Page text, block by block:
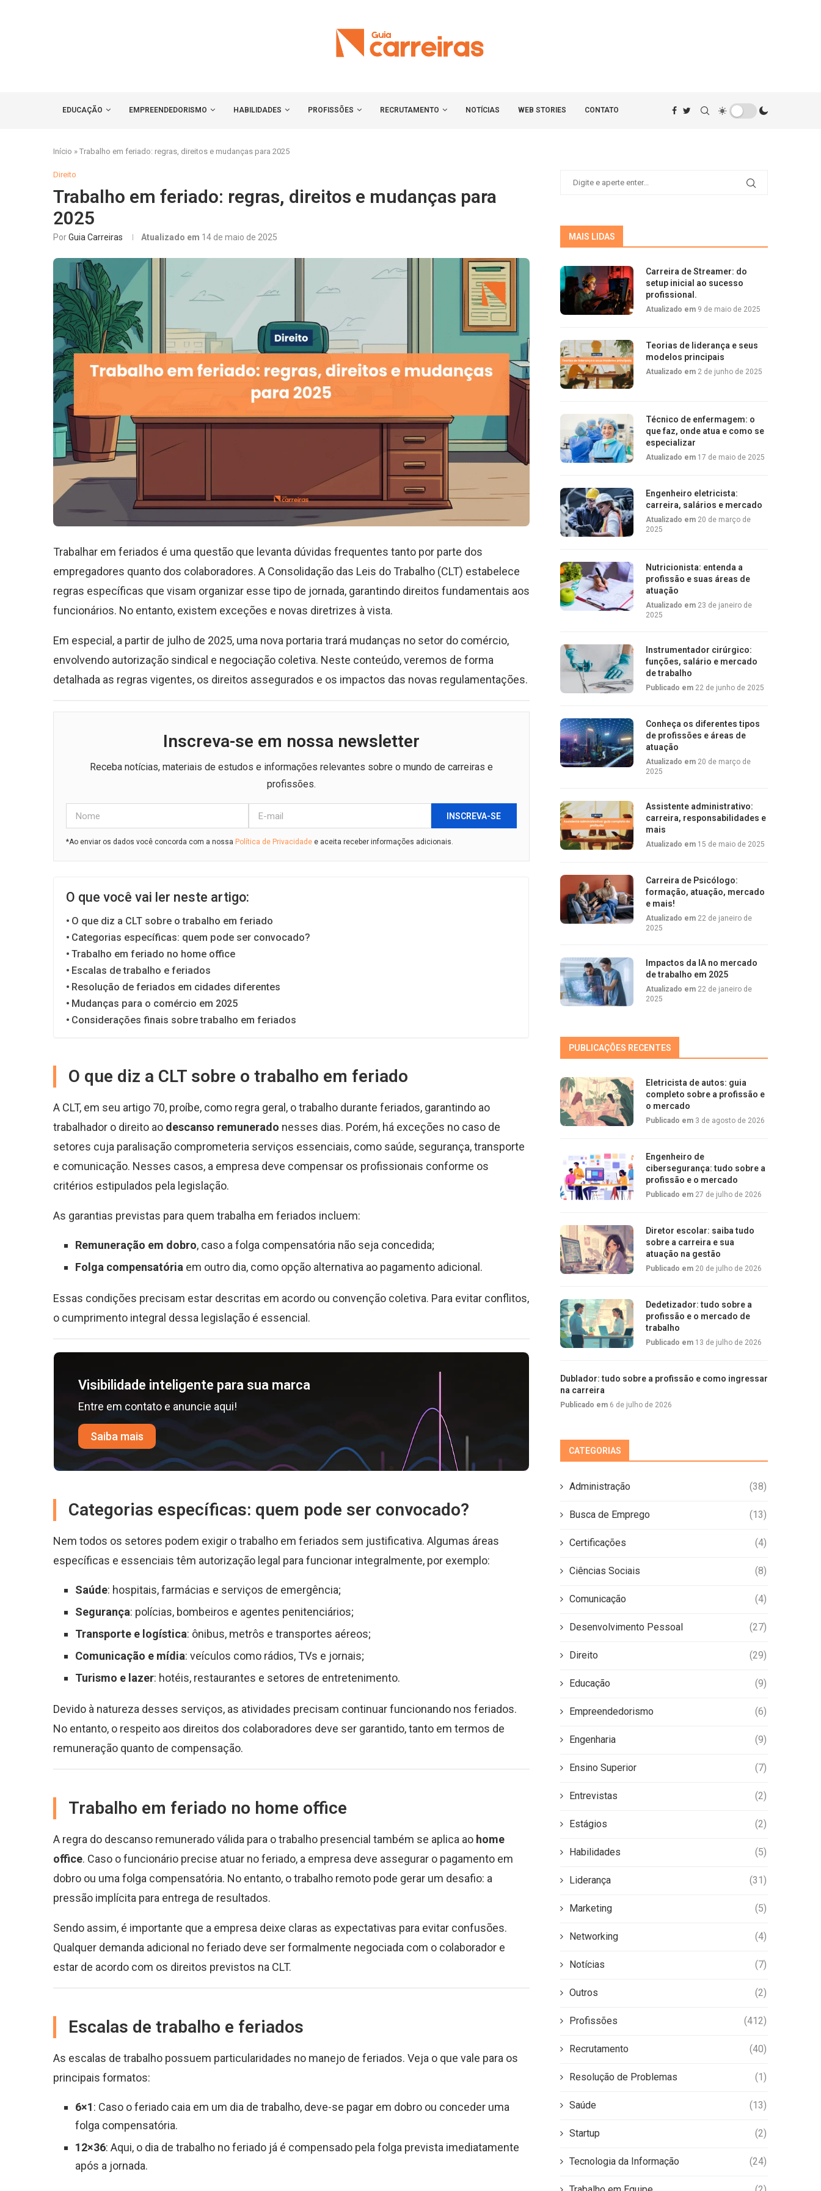
EDUCAÇÃO EMPREENDEDORISMO HABILIDADES PROFISSÕES RECRUTAMENTO NOTÍCIAS WEB STORIES CONTATO
Início » Trabalho em feriado: regras, direitos e mudanças para 2025
Direito
Trabalho em feriado: regras, direitos e mudanças para
2025
PorGuia Carreiras Atualizado em 14 de maio de 2025
Trabalhar em feriados é uma questão que levanta dúvidas frequentes tanto por parte dos
empregadores quanto dos colaboradores. A Consolidação das Leis do Trabalho (CLT) estabelece
regras específicas que visam organizar esse tipo de jornada, garantindo direitos fundamentais aos
funcionários. No entanto, existem exceções e novas diretrizes à vista.
Em especial, a partir de julho de 2025, uma nova portaria trará mudanças no setor do comércio,
envolvendo autorização sindical e negociação coletiva. Neste conteúdo, veremos de forma
detalhada as regras vigentes, os direitos assegurados e os impactos das novas regulamentações.
Inscreva-se em nossa newsletter
Receba notícias, materiais de estudos e informações relevantes sobre o mundo de carreiras e
profissões.
INSCREVA-SE
*Ao enviar os dados você concorda com a nossa Política de Privacidade e aceita receber informações adicionais.
O que você vai ler neste artigo:
O que diz a CLT sobre o trabalho em feriado
Categorias específicas: quem pode ser convocado?
Trabalho em feriado no home office
Escalas de trabalho e feriados
Resolução de feriados em cidades diferentes
Mudanças para o comércio em 2025
Considerações finais sobre trabalho em feriados
O que diz a CLT sobre o trabalho em feriado
A CLT, em seu artigo 70, proíbe, como regra geral, o trabalho durante feriados, garantindo ao
trabalhador o direito ao descanso remunerado nesses dias. Porém, há exceções no caso de
setores cuja paralisação comprometeria serviços essenciais, como saúde, segurança, transporte
e comunicação. Nesses casos, a empresa deve compensar os profissionais conforme os
critérios estipulados pela legislação.
As garantias previstas para quem trabalha em feriados incluem:
Remuneração em dobro, caso a folga compensatória não seja concedida;
Folga compensatória em outro dia, como opção alternativa ao pagamento adicional.
Essas condições precisam estar descritas em acordo ou convenção coletiva. Para evitar conflitos,
o cumprimento integral dessa legislação é essencial.
Visibilidade inteligente para sua marca
Entre em contato e anuncie aqui!
Saiba mais
Categorias específicas: quem pode ser convocado?
Nem todos os setores podem exigir o trabalho em feriados sem justificativa. Algumas áreas
específicas e essenciais têm autorização legal para funcionar integralmente, por exemplo:
Saúde: hospitais, farmácias e serviços de emergência;
Segurança: polícias, bombeiros e agentes penitenciários;
Transporte e logística: ônibus, metrôs e transportes aéreos;
Comunicação e mídia: veículos como rádios, TVs e jornais;
Turismo e lazer: hotéis, restaurantes e setores de entretenimento.
Devido à natureza desses serviços, as atividades precisam continuar funcionando nos feriados.
No entanto, o respeito aos direitos dos colaboradores deve ser garantido, tanto em termos de
remuneração quanto de compensação.
Trabalho em feriado no home office
A regra do descanso remunerado válida para o trabalho presencial também se aplica ao home
office. Caso o funcionário precise atuar no feriado, a empresa deve assegurar o pagamento em
dobro ou uma folga compensatória. No entanto, o trabalho remoto pode gerar um desafio: a
pressão implícita para entrega de resultados.
Sendo assim, é importante que a empresa deixe claras as expectativas para evitar confusões.
Qualquer demanda adicional no feriado deve ser formalmente negociada com o colaborador e
estar de acordo com os direitos previstos na CLT.
Escalas de trabalho e feriados
As escalas de trabalho possuem particularidades no manejo de feriados. Veja o que vale para os
principais formatos:
6×1: Caso o feriado caia em um dia de trabalho, deve-se pagar em dobro ou conceder uma
folga compensatória.
12×36: Aqui, o dia de trabalho no feriado já é compensado pela folga prevista imediatamente
após a jornada.
MAIS LIDAS
Carreira de Streamer: do
setup inicial ao sucesso
profissional.
Atualizado em 9 de maio de 2025
Teorias de liderança e seus
modelos principais
Atualizado em 2 de junho de 2025
Técnico de enfermagem: o
que faz, onde atua e como se
especializar
Atualizado em 17 de maio de 2025
Engenheiro eletricista:
carreira, salários e mercado
Atualizado em 20 de março de
2025
Nutricionista: entenda a
profissão e suas áreas de
atuação
Atualizado em 23 de janeiro de
2025
Instrumentador cirúrgico:
funções, salário e mercado
de trabalho
Publicado em 22 de junho de 2025
Conheça os diferentes tipos
de profissões e áreas de
atuação
Atualizado em 20 de março de
2025
Assistente administrativo:
carreira, responsabilidades e
mais
Atualizado em 15 de maio de 2025
Carreira de Psicólogo:
formação, atuação, mercado
e mais!
Atualizado em 22 de janeiro de
2025
Impactos da IA no mercado
de trabalho em 2025
Atualizado em 22 de janeiro de
2025
PUBLICAÇÕES RECENTES
Eletricista de autos: guia
completo sobre a profissão e
o mercado
Publicado em 3 de agosto de 2026
Engenheiro de
cibersegurança: tudo sobre a
profissão e o mercado
Publicado em 27 de julho de 2026
Diretor escolar: saiba tudo
sobre a carreira e sua
atuação na gestão
Publicado em 20 de julho de 2026
Dedetizador: tudo sobre a
profissão e o mercado de
trabalho
Publicado em 13 de julho de 2026
Dublador: tudo sobre a profissão e como ingressar
na carreira
Publicado em 6 de julho de 2026
CATEGORIAS
Administração (38)
Busca de Emprego (13)
Certificações (4)
Ciências Sociais (8)
Comunicação (4)
Desenvolvimento Pessoal (27)
Direito (29)
Educação (9)
Empreendedorismo (6)
Engenharia (9)
Ensino Superior (7)
Entrevistas (2)
Estágios (2)
Habilidades (5)
Liderança (31)
Marketing (5)
Networking (4)
Notícias (7)
Outros (2)
Profissões (412)
Recrutamento (40)
Resolução de Problemas (1)
Saúde (13)
Startup (2)
Tecnologia da Informação (24)